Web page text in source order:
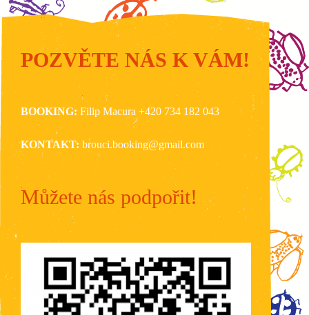
POZVĚTE NÁS K VÁM!
BOOKING: Filip Macura +420 734 182 043‬
KONTAKT: brouci.booking@gmail.com
Můžete nás podpořit!